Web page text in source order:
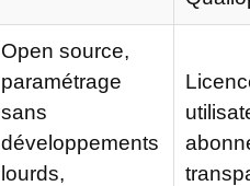
Open source,
paramétrage
sans
développements
lourds,